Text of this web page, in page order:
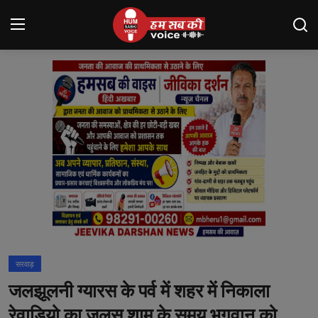
Login Register
About us
शाहपुरा
मनोरंजन
सरवाड़
जलझूलनी ग्यारस के पर्व में शहर में निकाला